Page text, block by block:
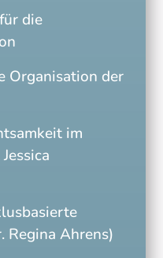
die
Organisation der
im
Regina Ahrens)